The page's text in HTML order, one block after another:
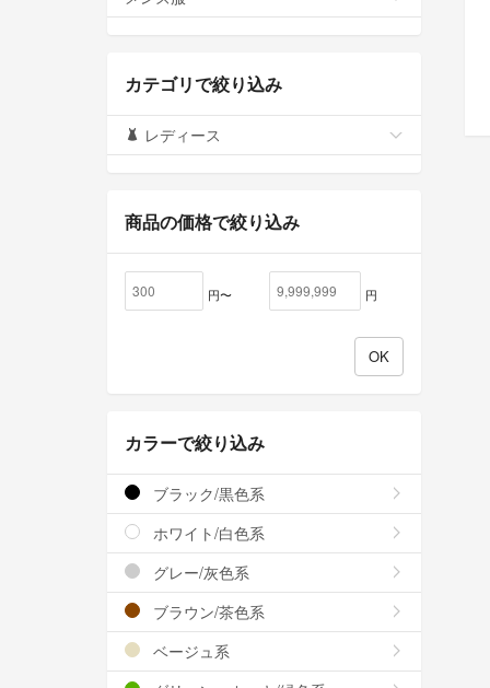
カテゴリで絞り込み
レディース
商品の価格で絞り込み
円〜 円
カラーで絞り込み
ブラック/黒色系
ホワイト/白色系
グレー/灰色系
ブラウン/茶色系
ベージュ系